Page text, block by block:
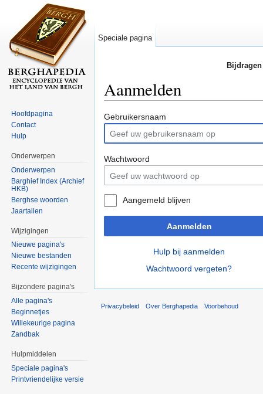
Aanmelden
Gebruikersnaam
Wachtwoord
Aangemeld blijven
Aanmelden
Hulp bij aanmelden
Wachtwoord vergeten?
Speciale pagina
Hoofdpagina
Contact
Hulp
Onderwerpen
Onderwerpen
Barghief Index (Archief
HKB)
Berghse woorden
Jaartallen
Wijzigingen
Nieuwe pagina's
Nieuwe bestanden
Recente wijzigingen
Bijzondere pagina's
Alle pagina's
Beginnetjes
Willekeurige pagina
Zandbak
Hulpmiddelen
Speciale pagina's
Printvriendelijke versie
Privacybeleid Over Berghapedia Voorbehoud